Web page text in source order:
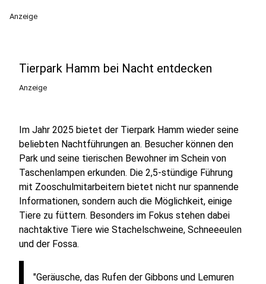
Anzeige
Tierpark Hamm bei Nacht entdecken
Anzeige
Im Jahr 2025 bietet der Tierpark Hamm wieder seine
beliebten Nachtführungen an. Besucher können den
Park und seine tierischen Bewohner im Schein von
Taschenlampen erkunden. Die 2,5-stündige Führung
mit Zooschulmitarbeitern bietet nicht nur spannende
Informationen, sondern auch die Möglichkeit, einige
Tiere zu füttern. Besonders im Fokus stehen dabei
nachtaktive Tiere wie Stachelschweine, Schneeeulen
und der Fossa.
"Geräusche, das Rufen der Gibbons und Lemuren